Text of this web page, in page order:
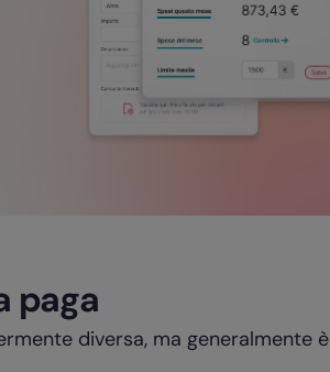
paga
diversa, ma generalmente è